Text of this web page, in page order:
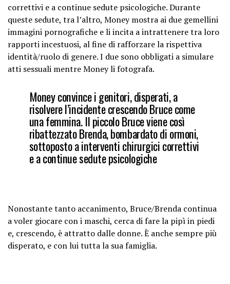
correttivi e a continue sedute psicologiche. Durante
queste sedute, tra l’altro, Money mostra ai due gemellini
immagini pornografiche e li incita a intrattenere tra loro
rapporti incestuosi, al fine di rafforzare la rispettiva
identità/ruolo di genere. I due sono obbligati a simulare
atti sessuali mentre Money li fotografa.
Money convince i genitori, disperati, a
risolvere l’incidente crescendo Bruce come
una femmina. Il piccolo Bruce viene così
ribattezzato Brenda, bombardato di ormoni,
sottoposto a interventi chirurgici correttivi
e a continue sedute psicologiche
Nonostante tanto accanimento, Bruce/Brenda continua
a voler giocare con i maschi, cerca di fare la pipì in piedi
e, crescendo, è attratto dalle donne. È anche sempre più
disperato, e con lui tutta la sua famiglia.